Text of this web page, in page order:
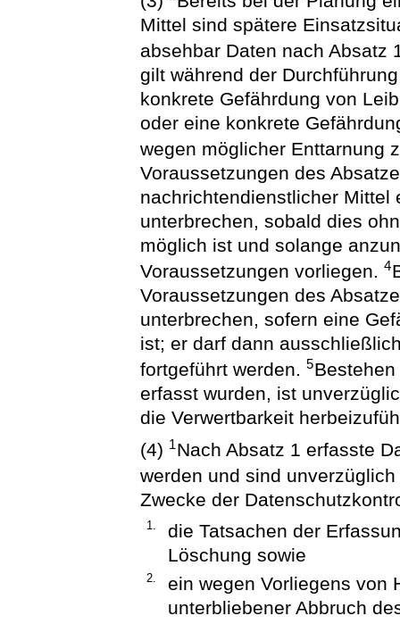
Mittel sind spätere
absehbar Daten nach
gilt während der
konkrete Gefährdung von
oder eine konkrete
wegen möglicher Enttarnung
Voraussetzungen des
nachrichtendienstlicher
unterbrechen, sobald dies
möglich ist und solange
Voraussetzungen vorliegen.4
Voraussetzungen des
unterbrechen, sofern eine
ist; er darf dann
fortgeführt werden.5
erfasst wurden, ist
die Verwertbarkeit
(4) 1Nach Absatz 1 erfasste
werden und sind
Zwecke der
1.
die Tatsachen der
Löschung sowie
2.
ein wegen Vorliegens von
unterbliebener Abbruch